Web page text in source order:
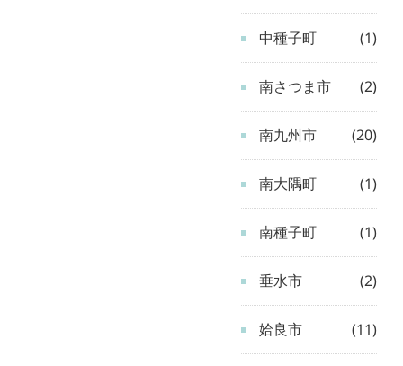
中種子町 (1)
南さつま市 (2)
南九州市 (20)
南大隅町 (1)
南種子町 (1)
垂水市 (2)
姶良市 (11)